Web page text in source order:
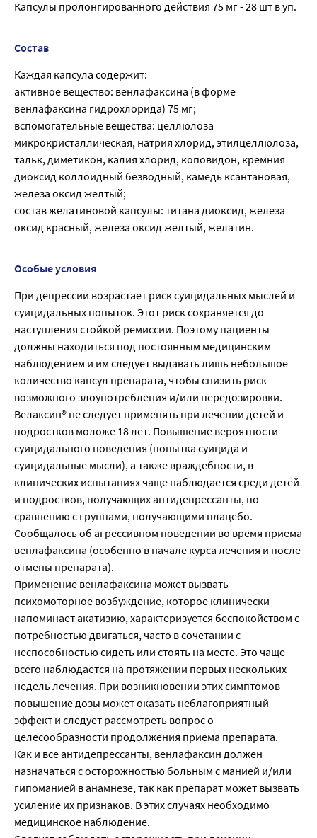
Капсулы пролонгированного действия 75 мг - 28 шт в уп.
Состав
Каждая капсула содержит:
активное вещество: венлафаксина (в форме
венлафаксина гидрохлорида) 75 мг;
вспомогательные вещества: целлюлоза
микрокристаллическая, натрия хлорид, этилцеллюлоза,
тальк, диметикон, калия хлорид, коповидон, кремния
диоксид коллоидный безводный, камедь ксантановая,
железа оксид желтый;
состав желатиновой капсулы: титана диоксид, железа
оксид красный, железа оксид желтый, желатин.
Особые условия
При депрессии возрастает риск суицидальных мыслей и
суицидальных попыток. Этот риск сохраняется до
наступления стойкой ремиссии. Поэтому пациенты
должны находиться под постоянным медицинским
наблюдением и им следует выдавать лишь небольшое
количество капсул препарата, чтобы снизить риск
возможного злоупотребления и/или передозировки.
Велаксин® не следует применять при лечении детей и
подростков моложе 18 лет. Повышение вероятности
суицидального поведения (попытка суицида и
суицидальные мысли), а также враждебности, в
клинических испытаниях чаще наблюдается среди детей
и подростков, получающих антидепрессанты, по
сравнению с группами, получающими плацебо.
Сообщалось об агрессивном поведении во время приема
венлафаксина (особенно в начале курса лечения и после
отмены препарата).
Применение венлафаксина может вызвать
психомоторное возбуждение, которое клинически
напоминает акатизию, характеризуется беспокойством с
потребностью двигаться, часто в сочетании с
неспособностью сидеть или стоять на месте. Это чаще
всего наблюдается на протяжении первых нескольких
недель лечения. При возникновении этих симптомов
повышение дозы может оказать неблагоприятный
эффект и следует рассмотреть вопрос о
целесообразности продолжения приема препарата.
Как и все антидепрессанты, венлафаксин должен
назначаться с осторожностью больным с манией и/или
гипоманией в анамнезе, так как препарат может вызвать
усиление их признаков. В этих случаях необходимо
медицинское наблюдение.